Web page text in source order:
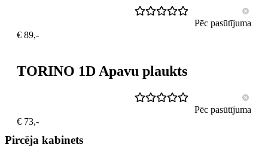
Pēc pasūtījuma
€ 89,-
TORINO 1D Apavu plaukts
Pēc pasūtījuma
€ 73,-
Pircēja kabinets